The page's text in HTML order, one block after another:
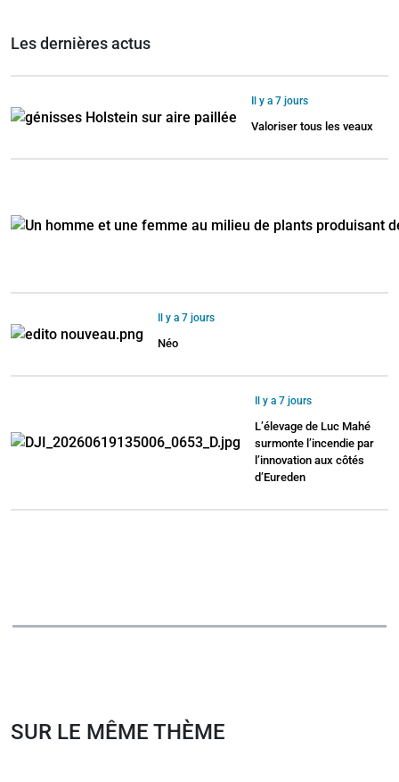
Les dernières actus
Il y a 7 jours
Valoriser tous les veaux
Il y a 7 jours
Néo
Il y a 7 jours
L’élevage de Luc Mahé
surmonte l’incendie par
l’innovation aux côtés
d’Eureden
SUR LE MÊME THÈME